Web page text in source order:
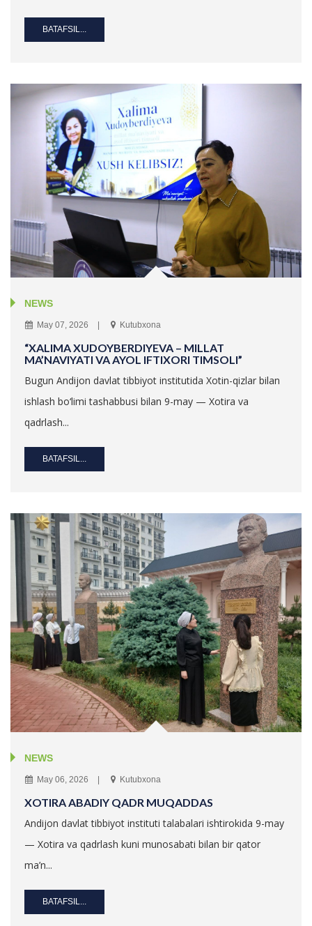
BATAFSIL...
NEWS
May 07, 2026 Kutubxona
“XALIMA XUDOYBERDIYEVA – MILLAT
MA’NAVIYATI VA AYOL IFTIXORI TIMSOLI”
Bugun Andijon davlat tibbiyot institutida Xotin-qizlar bilan
ishlash bo‘limi tashabbusi bilan 9-may — Xotira va
qadrlash...
BATAFSIL...
NEWS
May 06, 2026 Kutubxona
XOTIRA ABADIY QADR MUQADDAS
Andijon davlat tibbiyot instituti talabalari ishtirokida 9-may
— Xotira va qadrlash kuni munosabati bilan bir qator
ma’n...
BATAFSIL...